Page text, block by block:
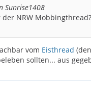
Sunrise1408
NRW
vom Eisthread
sollten... aus